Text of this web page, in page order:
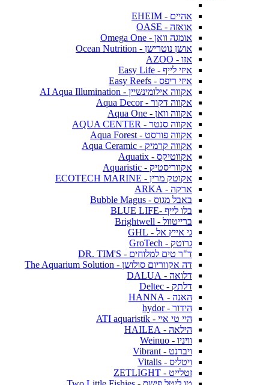
אהיים - EHEIM
אואזה - OASE
אומגה וואן - Omega One
אושן נוטרישן - Ocean Nutrition
אזו - AZOO
איזי לייף - Easy Life
איזי ריפס - Easy Reefs
אקווה אילומינשיין - AI Aqua Illumination
אקווה דקור - Aqua Decor
אקווה וואן - Aqua One
אקווה סנטר - AQUA CENTER
אקווה פורסט - Aqua Forest
אקווה קרמיק - Aqua Ceramic
אקווטיקס - Aquatix
אקווריסטיק - Aquaristic
אקוטק מרין - ECOTECH MARINE
ארקה - ARKA
באבל מגוס - Bubble Magus
בלו לייף -BLUE LIFE
ברייטוול - Brightwell
גי אייץ אל - GHL
גרוטק - GroTech
ד"ר טים למלוחים - DR. TIM'S
דה אקווריום סולושן - The Aquarium Solution
דלואה - DALUA
דלתק - Deltec
האנה - HANNA
הידור - hydor
היי טי איי - ATI aquaristik
הילאה - HAILEA
וויניו - Weinuo
ויברנט - Vibrant
ויטליס - Vitalis
זטלייט - ZETLIGHT